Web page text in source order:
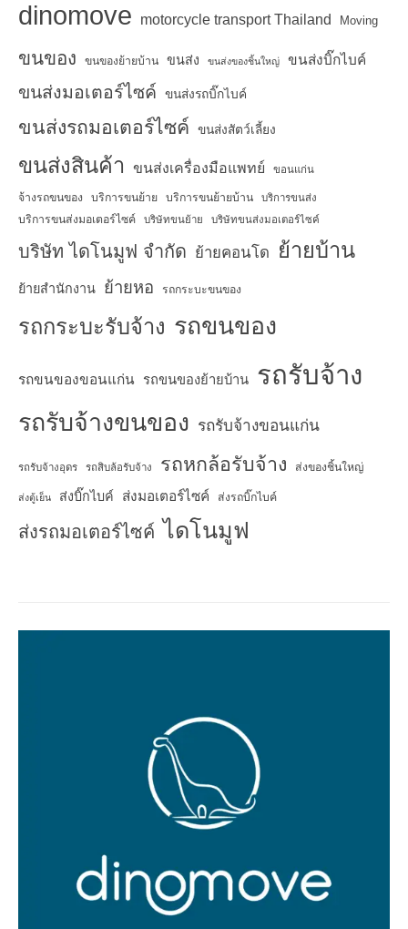
dinomove motorcycle transport Thailand Moving
ขนของ ขนของย้ายบ้าน ขนส่ง ขนส่งของชิ้นใหญ่ ขนส่งบิ๊กไบค์
ขนส่งมอเตอร์ไซค์ ขนส่งรถบิ๊กไบค์
ขนส่งรถมอเตอร์ไซค์ ขนส่งสัตว์เลี้ยง
ขนส่งสินค้า ขนส่งเครื่องมือแพทย์ ขอนแก่น
จ้างรถขนของ บริการขนย้าย บริการขนย้ายบ้าน บริการขนส่ง
บริการขนส่งมอเตอร์ไซค์ บริษัทขนย้าย บริษัทขนส่งมอเตอร์ไซค์
บริษัท ไดโนมูฟ จำกัด ย้ายคอนโด ย้ายบ้าน
ย้ายสำนักงาน ย้ายหอ รถกระบะขนของ
รถกระบะรับจ้าง รถขนของ
รถขนของขอนแก่น รถขนของย้ายบ้าน รถรับจ้าง
รถรับจ้างขนของ รถรับจ้างขอนแก่น
รถรับจ้างอุดร รถสิบล้อรับจ้าง รถหกล้อรับจ้าง ส่งของชิ้นใหญ่
ส่งตู้เย็น ส่งบิ๊กไบค์ ส่งมอเตอร์ไซค์ ส่งรถบิ๊กไบค์
ส่งรถมอเตอร์ไซค์ ไดโนมูฟ